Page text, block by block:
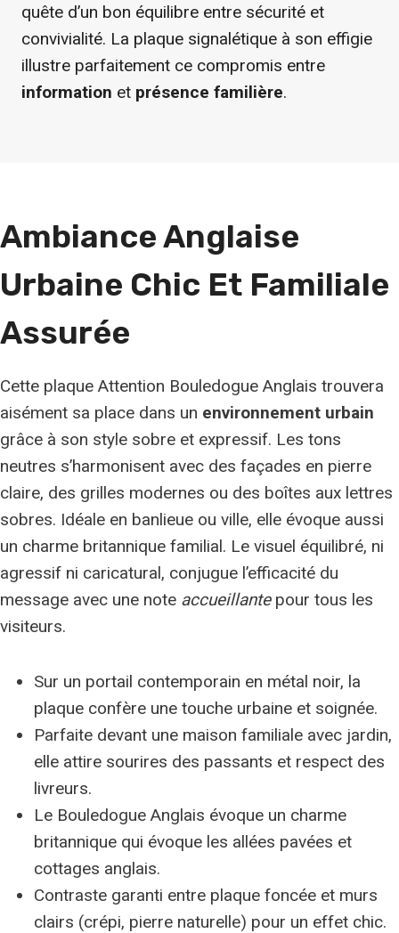
quête d’un bon équilibre entre sécurité et
convivialité. La plaque signalétique à son effigie
illustre parfaitement ce compromis entre
information et présence familière.
Ambiance Anglaise
Urbaine Chic Et Familiale
Assurée
Cette plaque Attention Bouledogue Anglais trouvera
aisément sa place dans un environnement urbain
grâce à son style sobre et expressif. Les tons
neutres s’harmonisent avec des façades en pierre
claire, des grilles modernes ou des boîtes aux lettres
sobres. Idéale en banlieue ou ville, elle évoque aussi
un charme britannique familial. Le visuel équilibré, ni
agressif ni caricatural, conjugue l’efficacité du
message avec une note accueillantepour tous les
visiteurs.
Sur un portail contemporain en métal noir, la
plaque confère une touche urbaine et soignée.
Parfaite devant une maison familiale avec jardin,
elle attire sourires des passants et respect des
livreurs.
Le Bouledogue Anglais évoque un charme
britannique qui évoque les allées pavées et
cottages anglais.
Contraste garanti entre plaque foncée et murs
clairs (crépi, pierre naturelle) pour un effet chic.